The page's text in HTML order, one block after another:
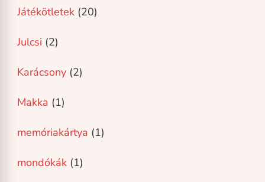
Játékötletek (20)
Julcsi (2)
Karácsony (2)
Makka (1)
memóriakártya (1)
mondókák (1)